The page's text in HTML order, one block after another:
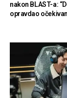
nakon BLAST-a:
opravdao